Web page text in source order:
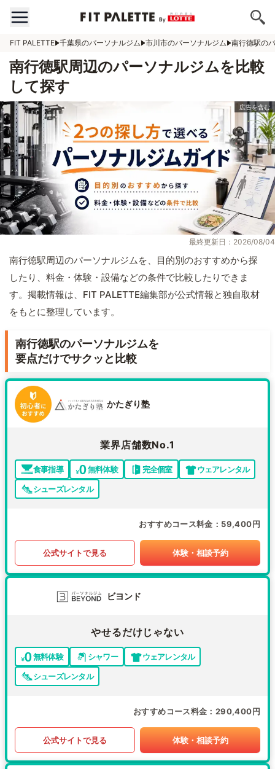
FIT PALETTE 千葉県のパーソナルジム 市川市のパーソナルジム 南行徳駅の
南行徳駅周辺のパーソナルジムを比較
して探す
最終更新日：2026/08/04
南行徳駅周辺のパーソナルジムを、目的別のおすすめから探
したり、料金・体験・設備などの条件で比較したりできま
す。掲載情報は、FIT PALETTE編集部が公式情報と独自取材
をもとに整理しています。
南行徳駅のパーソナルジムを
要点だけでサクッと比較
かたぎり塾
業界店舗数No.1
食事指導 無料体験 完全個室
ウェアレンタル
シューズレンタル
おすすめコース料金 59,400円
公式サイトで見る 体験・相談予約
ビヨンド
やせるだけじゃない
無料体験 シャワー
ウェアレンタル
シューズレンタル
おすすめコース料金 290,400円
公式サイトで見る 体験・相談予約